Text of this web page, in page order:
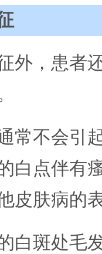
外，患者
常不会引
白点伴有
皮肤病的
白斑处毛